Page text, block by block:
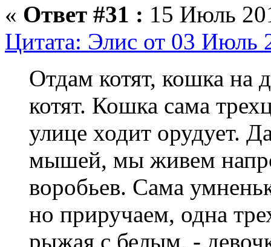
« Ответ #31 : 15 Июль
Цитата: Элис от 03 Июль
Отдам котят, кошка на
котят. Кошка сама
улице ходит орудует.
мышей, мы живем
воробьев. Сама
но приручаем, одна
рыжая с белым, -